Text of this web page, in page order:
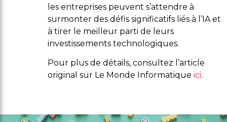
les entreprises peuvent s’attendre à
surmonter des défis significatifs liés à l’IA et
à tirer le meilleur parti de leurs
investissements technologiques.
Pour plus de détails, consultez l’article
original sur Le Monde Informatique ici.